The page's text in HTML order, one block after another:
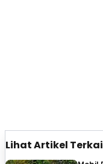
Lihat Artikel